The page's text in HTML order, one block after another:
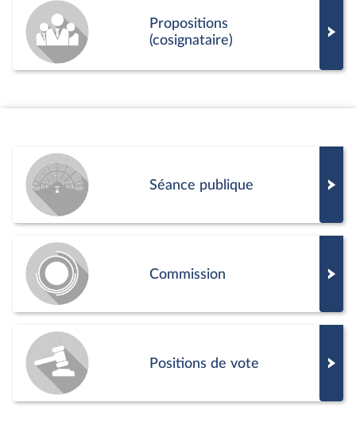
Propositions
(cosignataire)
Séance publique
Commission
Positions de vote